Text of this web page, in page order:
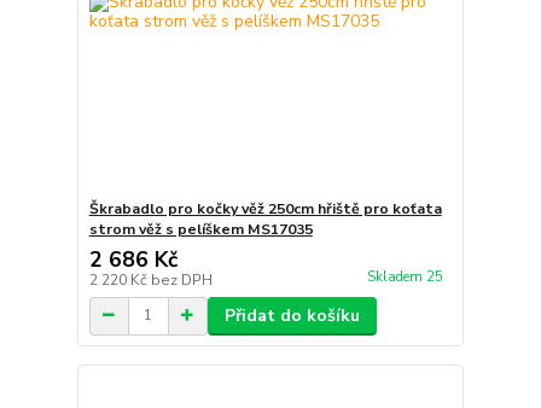
Škrabadlo pro kočky věž 250cm hřiště pro koťata
strom věž s pelíškem MS17035
2 686 Kč
2 220 Kč bez DPH Skladem 25
Přidat do košíku